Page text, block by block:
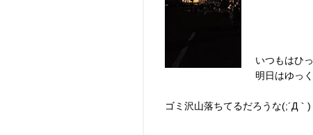
いつもはひ
明日はゆっ
ゴミ沢山落ちてるだろうな(;´Д｀)